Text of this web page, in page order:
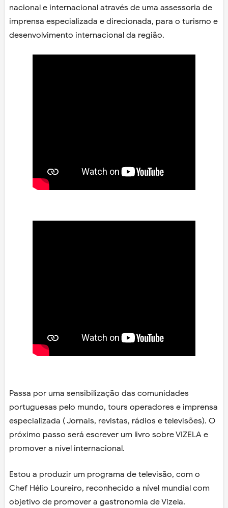
nacional e internacional através de uma assessoria de
imprensa especializada e direcionada, para o turismo e
desenvolvimento internacional da região.
Passa por uma sensibilização das comunidades
portuguesas pelo mundo, tours operadores e imprensa
especializada ( Jornais, revistas, rádios e televisões). O
próximo passo será escrever um livro sobre VIZELA e
promover a nível internacional.
Estou a produzir um programa de televisão, com o
Chef Hélio Loureiro, reconhecido a nível mundial com
objetivo de promover a gastronomia de Vizela.